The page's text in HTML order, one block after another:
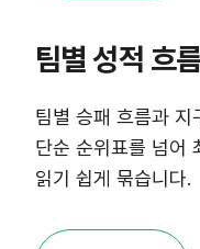
팀별 성적 흐
팀별 승패 흐름과 지
단순 순위표를 넘어
읽기 쉽게 묶습니다.